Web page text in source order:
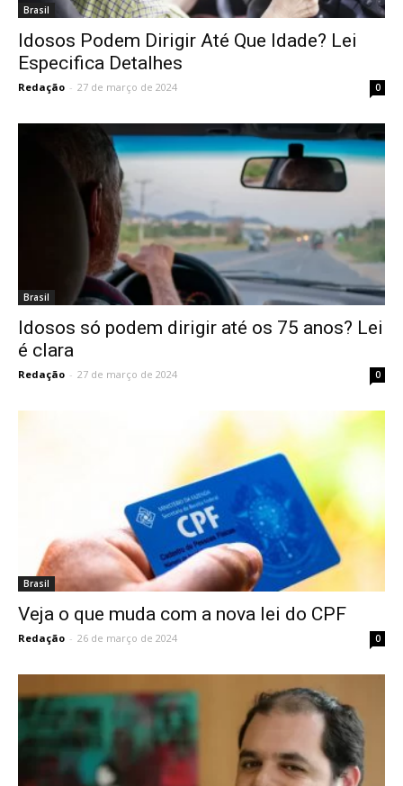
Brasil
Idosos Podem Dirigir Até Que Idade? Lei
Especifica Detalhes
Redação - 27 de março de 2024 0
Brasil
Idosos só podem dirigir até os 75 anos? Lei
é clara
Redação - 27 de março de 2024 0
Brasil
Veja o que muda com a nova lei do CPF
Redação - 26 de março de 2024 0